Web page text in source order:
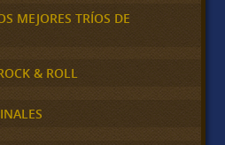
MEJORES TRÍOS DE
& ROLL